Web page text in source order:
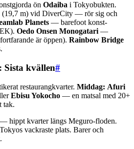
ön Odaiba i Tokyobukten.
(19,7 m) vid DiverCity — rör sig och
Planets — barefoot konst-
Oedo Onsen Monogatari —
är öppen). Rainbow Bridge
Sista kvällen#
restaurangkvarter. Middag: Afuri
Ebisu Yokocho — en matsal med 20+
tak.
— hippt kvarter längs Meguro-floden.
vackraste plats. Barer och